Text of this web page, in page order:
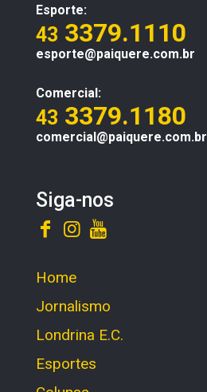
Esporte:
43 3379.1110
esporte@paiquere.com.br
Comercial:
43 3379.1180
comercial@paiquere.com.br
Siga-nos
Home
Jornalismo
Londrina E.C.
Esportes